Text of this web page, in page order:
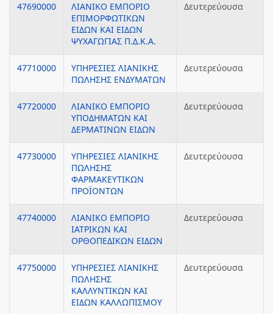
47690000
ΛΙΑΝΙΚΟ ΕΜΠΟΡΙΟ
ΕΠΙΜΟΡΦΩΤΙΚΩΝ
ΕΙΔΩΝ ΚΑΙ ΕΙΔΩΝ
ΨΥΧΑΓΩΓΙΑΣ Π.Δ.Κ.Α.
Δευτερεύουσα
47710000
ΥΠΗΡΕΣΙΕΣ ΛΙΑΝΙΚΗΣ
ΠΩΛΗΣΗΣ ΕΝΔΥΜΑΤΩΝ
Δευτερεύουσα
47720000
ΛΙΑΝΙΚΟ ΕΜΠΟΡΙΟ
ΥΠΟΔΗΜΑΤΩΝ ΚΑΙ
ΔΕΡΜΑΤΙΝΩΝ ΕΙΔΩΝ
Δευτερεύουσα
47730000
ΥΠΗΡΕΣΙΕΣ ΛΙΑΝΙΚΗΣ
ΠΩΛΗΣΗΣ
ΦΑΡΜΑΚΕΥΤΙΚΩΝ
ΠΡΟΪΟΝΤΩΝ
Δευτερεύουσα
47740000
ΛΙΑΝΙΚΟ ΕΜΠΟΡΙΟ
ΙΑΤΡΙΚΩΝ ΚΑΙ
ΟΡΘΟΠΕΔΙΚΩΝ ΕΙΔΩΝ
Δευτερεύουσα
47750000
ΥΠΗΡΕΣΙΕΣ ΛΙΑΝΙΚΗΣ
ΠΩΛΗΣΗΣ
ΚΑΛΛΥΝΤΙΚΩΝ ΚΑΙ
ΕΙΔΩΝ ΚΑΛΛΩΠΙΣΜΟΥ
Δευτερεύουσα